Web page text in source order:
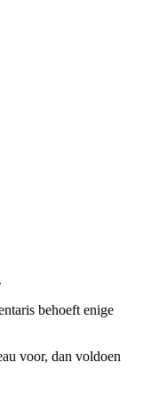
behoeft enige
voor, dan voldoen